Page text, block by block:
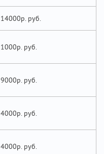
14000р.
1000р.
9000р.
4000р.
4000р.